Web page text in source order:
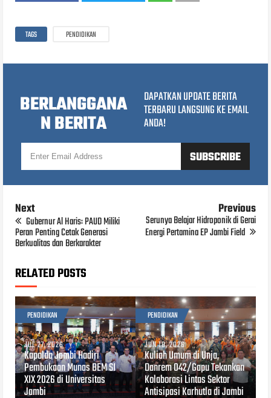
TAGS PENDIDIKAN
BERLANGGANA
N BERITA
DAPATKAN UPDATE BERITA
TERBARU LANGSUNG KE EMAIL
ANDA!
Next
Gubernur Al Haris: PAUD Miliki
Peran Penting Cetak Generasi
Berkualitas dan Berkarakter
Previous
Serunya Belajar Hidroponik di Gerai
Energi Pertamina EP Jambi Field
RELATED POSTS
PENDIDIKAN
JUL 27, 2026
Kapolda Jambi Hadiri
Pembukaan Munas BEM SI
XIX 2026 di Universitas
Jambi
PENDIDIKAN
JUN 10, 2026
Kuliah Umum di Unja,
Danrem 042/Gapu Tekankan
Kolaborasi Lintas Sektor
Antisipasi Karhutla di Jambi